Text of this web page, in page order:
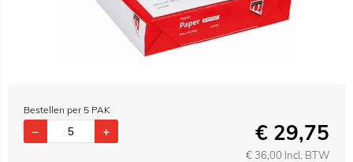
Bestellen per 5 PAK
€ 29,75
€ 36,00 Incl. BTW